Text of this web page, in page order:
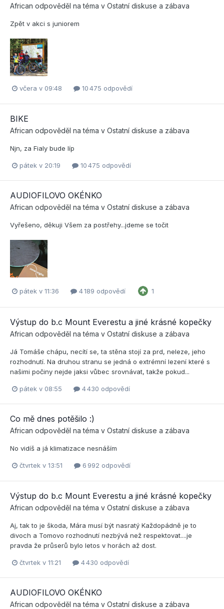
African odpověděl na téma v Ostatní diskuse a zábava
Zpět v akci s juniorem
včera v 09:48 10 475 odpovědí
BIKE
African odpověděl na téma v Ostatní diskuse a zábava
Njn, za Fialy bude líp
pátek v 20:19 10 475 odpovědí
AUDIOFILOVO OKÉNKO
African odpověděl na téma v Ostatní diskuse a zábava
Vyřešeno, děkuji Všem za postřehy...jdeme se točit
pátek v 11:36 4 189 odpovědí 1
Výstup do b.c Mount Everestu a jiné krásné kopečky
African odpověděl na téma v Ostatní diskuse a zábava
Já Tomáše chápu, necítí se, ta stěna stojí za prd, neleze, jeho
rozhodnutí. Na druhou stranu se jedná o extrémní lezení které s
našimi počiny nejde jaksi vůbec srovnávat, takže pokud...
pátek v 08:55 4 430 odpovědí
Co mě dnes potěšilo :)
African odpověděl na téma v Ostatní diskuse a zábava
No vidíš a já klimatizace nesnáším
čtvrtek v 13:51 6 992 odpovědí
Výstup do b.c Mount Everestu a jiné krásné kopečky
African odpověděl na téma v Ostatní diskuse a zábava
Aj, tak to je škoda, Mára musí být nasratý Každopádně je to
divoch a Tomovo rozhodnutí nezbývá než respektovat....je
pravda že průserů bylo letos v horách až dost.
čtvrtek v 11:21 4 430 odpovědí
AUDIOFILOVO OKÉNKO
African odpověděl na téma v Ostatní diskuse a zábava